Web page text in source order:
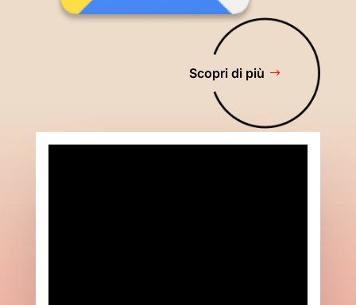
Scopri di più